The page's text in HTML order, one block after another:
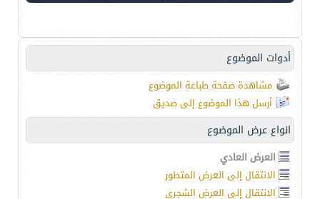
أدوات الموضوع
مشاهدة صفحة طباعة الموضوع
أرسل هذا الموضوع إلى صديق
انواع عرض الموضوع
العرض العادي
الانتقال إلى العرض المتطور
الانتقال إلى العرض الشجري